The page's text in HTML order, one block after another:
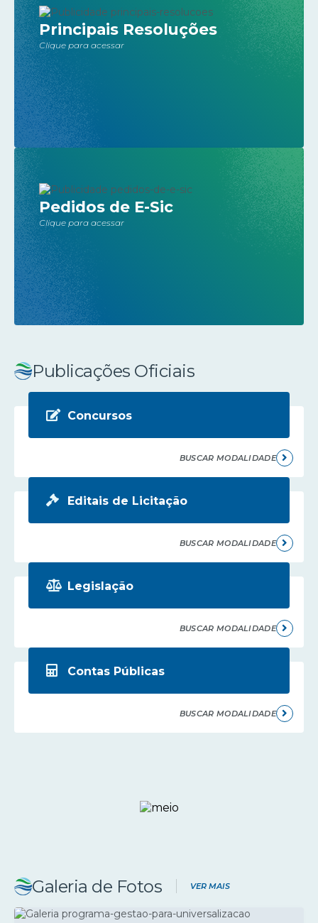
Principais Resoluções
Clique para acessar
Pedidos de E-Sic
Clique para acessar
Publicações Oficiais
Concursos
BUSCAR MODALIDADE
Editais de Licitação
BUSCAR MODALIDADE
Legislação
BUSCAR MODALIDADE
Contas Públicas
BUSCAR MODALIDADE
Galeria de Fotos VER MAIS